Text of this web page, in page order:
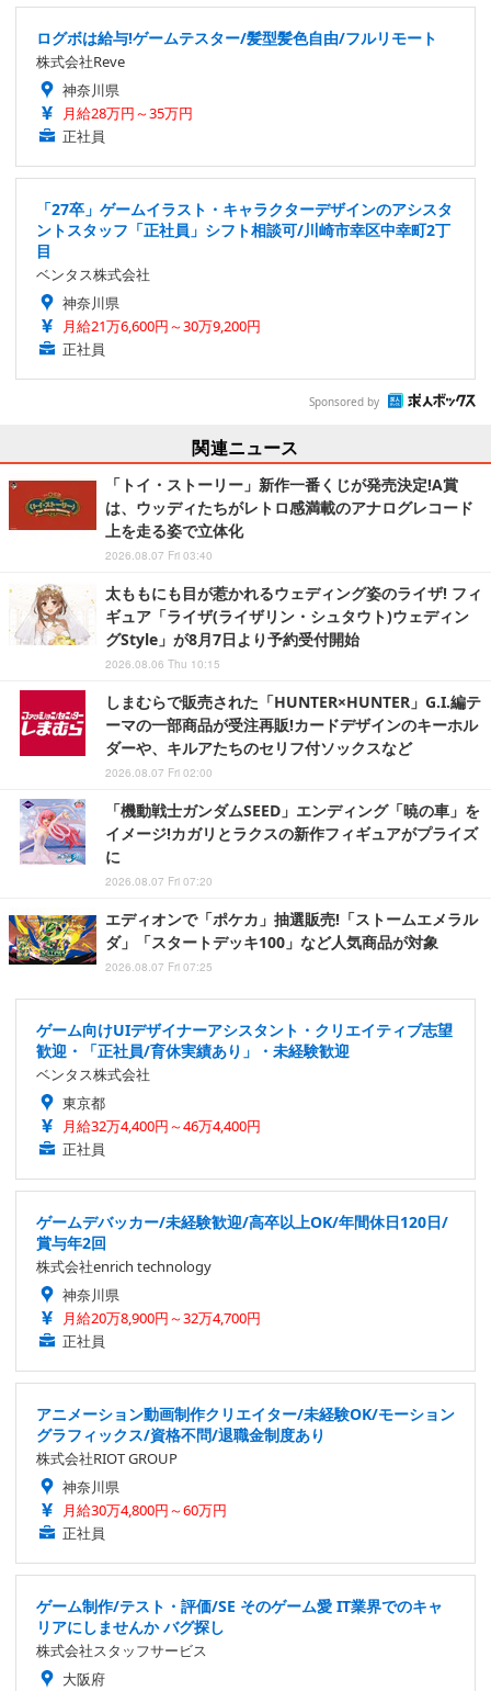
ログボは給与!ゲームテスター/髪型髪色自由/フルリモート
株式会社Reve
神奈川県
月給28万円～35万円
正社員
「27卒」ゲームイラスト・キャラクターデザインのアシスタ
ントスタッフ「正社員」シフト相談可/川崎市幸区中幸町2丁
目
ベンタス株式会社
神奈川県
月給21万6,600円～30万9,200円
正社員
Sponsored by
関連ニュース
「トイ・ストーリー」新作一番くじが発売決定!A賞
は、ウッディたちがレトロ感満載のアナログレコード
上を走る姿で立体化
2026.08.07 Fri 03:40
太ももにも目が惹かれるウェディング姿のライザ! フィ
ギュア「ライザ(ライザリン・シュタウト)ウェディン
グStyle」が8月7日より予約受付開始
2026.08.06 Thu 10:15
しまむらで販売された「HUNTER×HUNTER」G.I.編テ
ーマの一部商品が受注再販!カードデザインのキーホル
ダーや、キルアたちのセリフ付ソックスなど
2026.08.07 Fri 02:00
「機動戦士ガンダムSEED」エンディング「暁の車」を
イメージ!カガリとラクスの新作フィギュアがプライズ
に
2026.08.07 Fri 07:20
エディオンで「ポケカ」抽選販売!「ストームエメラル
ダ」「スタートデッキ100」など人気商品が対象
2026.08.07 Fri 07:25
ゲーム向けUIデザイナーアシスタント・クリエイティブ志望
歓迎・「正社員/育休実績あり」・未経験歓迎
ベンタス株式会社
東京都
月給32万4,400円～46万4,400円
正社員
ゲームデバッカー/未経験歓迎/高卒以上OK/年間休日120日/
賞与年2回
株式会社enrich technology
神奈川県
月給20万8,900円～32万4,700円
正社員
アニメーション動画制作クリエイター/未経験OK/モーション
グラフィックス/資格不問/退職金制度あり
株式会社RIOT GROUP
神奈川県
月給30万4,800円～60万円
正社員
ゲーム制作/テスト・評価/SE そのゲーム愛 IT業界でのキャ
リアにしませんか バグ探し
株式会社スタッフサービス
大阪府